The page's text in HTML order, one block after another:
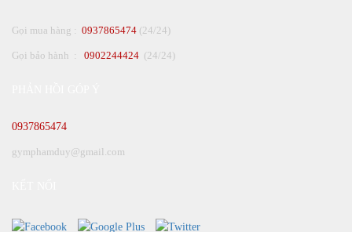
Gọi mua hàng : 0937865474 (24/24)
Gọi bảo hành : 0902244424 (24/24)
0937865474
gymphamduy@gmail.com